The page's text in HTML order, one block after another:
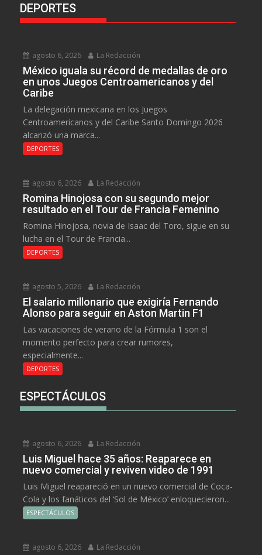
DEPORTES
agosto 6, 2026 La Redacción
México iguala su récord de medallas de oro
en unos Juegos Centroamericanos y del
Caribe
La delegación mexicana en los Juegos
Centroamericanos y del Caribe Santo Domingo 2026
alcanzó una marca...
DEPORTES
agosto 6, 2026 La Redacción
Romina Hinojosa con su segundo mejor
resultado en el Tour de Francia Femenino
Romina Hinojosa, novia de Isaac del Toro, sigue en su
lucha en el Tour de Francia...
DEPORTES
agosto 5, 2026 La Redacción
El salario millonario que exigiría Fernando
Alonso para seguir en Aston Martin F1
Las vacaciones de verano de la Fórmula 1 son el
momento perfecto para crear rumores,
especialmente...
DEPORTES
ESPECTÁCULOS
agosto 6, 2026 La Redacción
Luis Miguel hace 35 años: Reaparece en
nuevo comercial y reviven video de 1991
Luis Miguel reapareció en un nuevo comercial de Coca-
Cola y los fanáticos del ‘Sol de México’ enloquecieron...
ESPECTÁCULOS
agosto 6, 2026 La Redacción